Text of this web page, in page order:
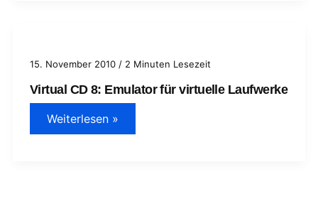
15. November 2010 / 2 Minuten Lesezeit
Virtual CD 8: Emulator für virtuelle Laufwerke
Virtual
CD
8:
Weiterlesen »